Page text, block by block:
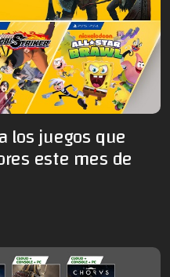
los juegos que
este mes de